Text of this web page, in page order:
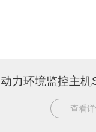
动力环境监控主
查看